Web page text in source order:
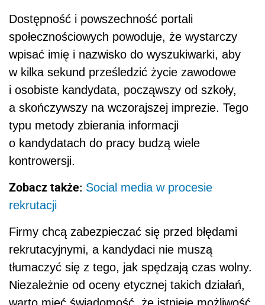
Dostępność i powszechność portali
społecznościowych powoduje, że wystarczy
wpisać imię i nazwisko do wyszukiwarki, aby
w kilka sekund prześledzić życie zawodowe
i osobiste kandydata, począwszy od szkoły,
a skończywszy na wczorajszej imprezie. Tego
typu metody zbierania informacji
o kandydatach do pracy budzą wiele
kontrowersji.
Zobacz także: Social media w procesie
rekrutacji
Firmy chcą zabezpieczać się przed błędami
rekrutacyjnymi, a kandydaci nie muszą
tłumaczyć się z tego, jak spędzają czas wolny.
Niezależnie od oceny etycznej takich działań,